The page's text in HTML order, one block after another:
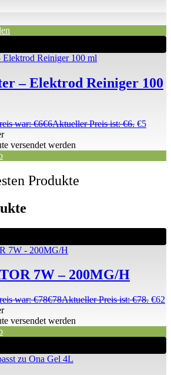
– Elektrod Reiniger 100
war: €6€6Aktueller Preis ist: €6. €5
versendet werden
Produkte
7W – 200MG/H
war: €78€78Aktueller Preis ist: €78. €62
versendet werden